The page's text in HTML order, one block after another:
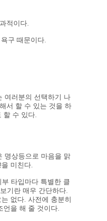
적이다.
구 때문이다.
여러분의 선택하기 나
서 할 수 있는 것을 하
할 수 있다.
명상등으로 마음을 맑
미친다.
타입마다 특별한 클
기란 매우 간단하다.
없다. 사전에 충분히
언을 해 줄 것이다.